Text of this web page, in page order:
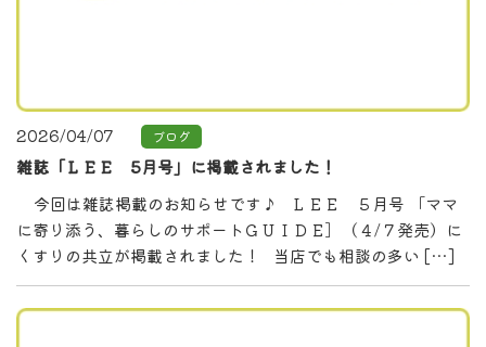
2026/04/07 ブログ
雑誌「ＬＥＥ 5月号」に掲載されました！
今回は雑誌掲載のお知らせです♪ ＬＥＥ ５月号 「ママ
に寄り添う、暮らしのサポートＧＵＩＤＥ］（４/７発売）に
くすりの共立が掲載されました！ 当店でも相談の多い […]